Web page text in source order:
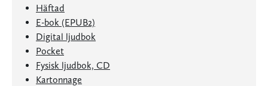
Häftad
E-bok (EPUB2)
Digital ljudbok
Pocket
Fysisk ljudbok, CD
Kartonnage